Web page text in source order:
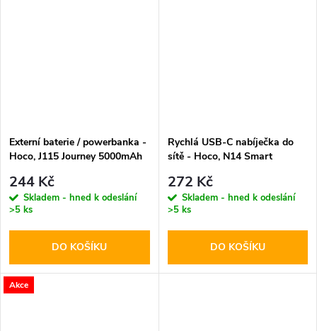
Externí baterie / powerbanka -
Hoco, J115 Journey 5000mAh
244 Kč
Skladem - hned k odeslání
>5 ks
DO KOŠÍKU
Rychlá USB-C nabíječka do
sítě - Hoco, N14 Smart
272 Kč
Skladem - hned k odeslání
>5 ks
DO KOŠÍKU
Akce